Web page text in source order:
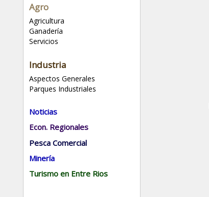
Agro
Agricultura
Ganadería
Servicios
Industria
Aspectos Generales
Parques Industriales
Noticias
Econ. Regionales
Pesca Comercial
Minería
Turismo en Entre Rios